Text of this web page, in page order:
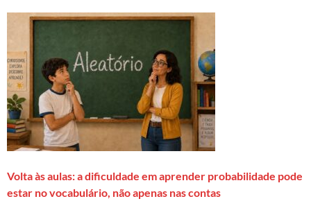
Volta às aulas: a dificuldade em aprender probabilidade pode
estar no vocabulário, não apenas nas contas